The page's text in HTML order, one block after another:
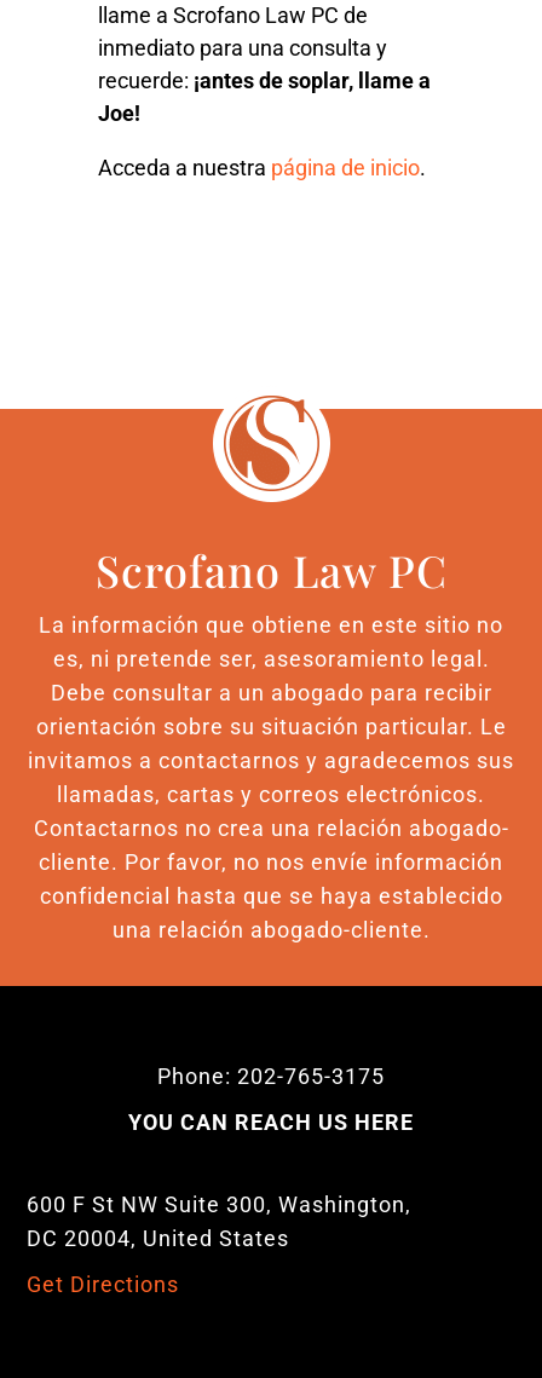
llame a Scrofano Law PC de
inmediato para una consulta y
recuerde: ¡antes de soplar, llame a
Joe!
Acceda a nuestra página de inicio.
Scrofano Law PC
La información que obtiene en este sitio no
es, ni pretende ser, asesoramiento legal.
Debe consultar a un abogado para recibir
orientación sobre su situación particular. Le
invitamos a contactarnos y agradecemos sus
llamadas, cartas y correos electrónicos.
Contactarnos no crea una relación abogado-
cliente. Por favor, no nos envíe información
confidencial hasta que se haya establecido
una relación abogado-cliente.
Phone: 202-765-3175
YOU CAN REACH US HERE
600 F St NW Suite 300, Washington,
DC 20004, United States
Get Directions